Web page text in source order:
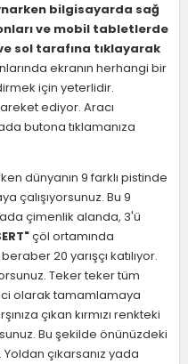
bilgisayarda sağ
ve mobil tabletlerde
sol tarafına tıklayarak
ekranın herhangi bir
için yeterlidir.
ediyor. Aracı
butona tıklamanıza
dünyanın 9 farklı pistinde
çalışıyorsunuz. Bu 9
çimenlik alanda, 3'ü
çöl ortamında
20 yarışçı katılıyor.
Teker teker tüm
olarak tamamlamaya
çıkan kırmızı renkteki
Bu şekilde önünüzdeki
çıkarsanız yada